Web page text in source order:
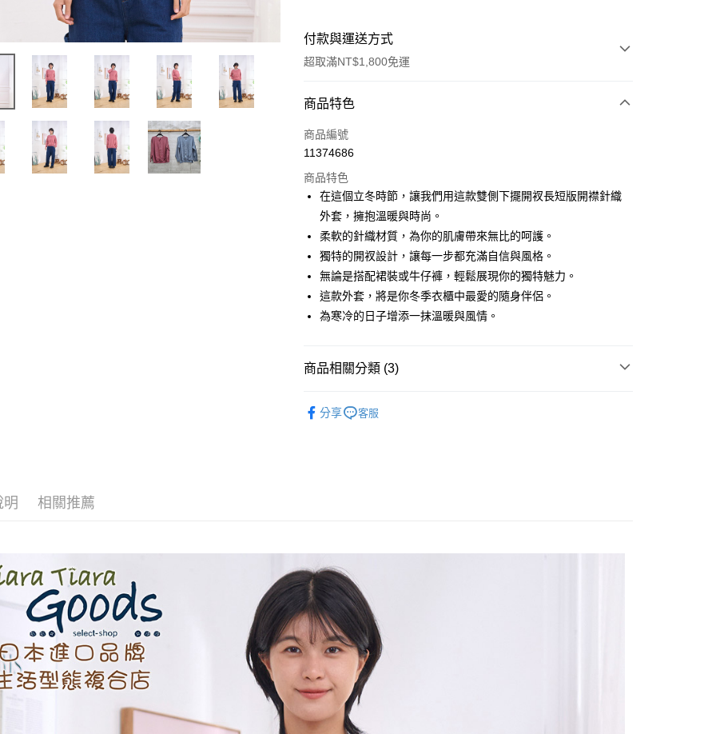
付款與運送方式
超取滿NT$1,800免運
付款方式
信用卡一次付款
LINE Pay
Apple Pay
悠遊付
Google Pay
全盈+PAY
【關於「AFTEE先享後付」】
１．簡單：不需註冊會員、不需綁卡、不需儲值。
絡購買商品的店家。未經商家同意取消之訂單仍視為有效，需透過AFTEE
先享後付繳納相關費用。
※ 交易是否成功請以「AFTEE先享後付 」之結帳頁面顯示為準，若有關於
是否繳費成功／繳費後需取消欲退款等相關疑問，請聯繫「AFTEE先享後
付客戶支援中心」
【注意事項】
１．透過由恩沛科技股份有限公司提供之「AFTEE先享後付」服務完成之
交易，需依本服務之必要範圍內提供個人資料，並將交易相關給付款項請
求債權轉讓予恩沛科技股份有限公司。
２．關於個人資料處理事宜，請瀏覽以下網址：
7-11取貨付款
每筆NT$60，滿NT$2,000(含以上)免運費
付款後7-11取貨
每筆NT$60，滿NT$2,000(含以上)免運費
黑貓宅急便(包裹尺寸60cm以下)
每筆NT$100，滿NT$2,000(含以上)免運費
黑貓宅急便(包裹尺寸90cm以下)
商品特色
商品編號
11374686
商品特色
在這個立冬時節，讓我們用這款雙側下擺開衩長短版開襟針織
外套，擁抱溫暖與時尚。
柔軟的針織材質，為你的肌膚帶來無比的呵護。
獨特的開衩設計，讓每一步都充滿自信與風格。
無論是搭配裙裝或牛仔褲，輕鬆展現你的獨特魅力。
這款外套，將是你冬季衣櫃中最愛的隨身伴侶。
為寒冷的日子增添一抹溫暖與風情。
商品相關分類 (3)
分享 客服
明 相關推薦